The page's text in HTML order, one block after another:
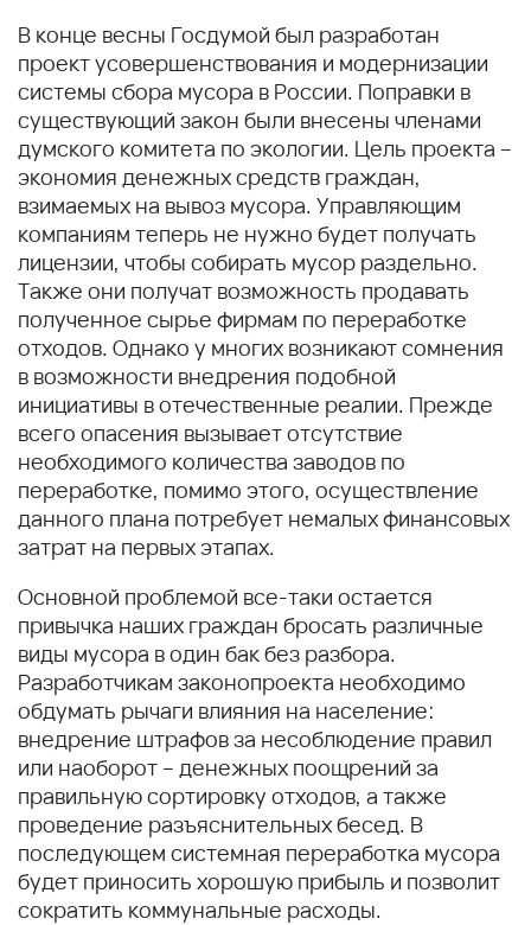
В конце весны Госдумой был разработан
проект усовершенствования и модернизации
системы сбора мусора в России. Поправки в
существующий закон были внесены членами
думского комитета по экологии. Цель проекта –
экономия денежных средств граждан,
взимаемых на вывоз мусора. Управляющим
компаниям теперь не нужно будет получать
лицензии, чтобы собирать мусор раздельно.
Также они получат возможность продавать
полученное сырье фирмам по переработке
отходов. Однако у многих возникают сомнения
в возможности внедрения подобной
инициативы в отечественные реалии. Прежде
всего опасения вызывает отсутствие
необходимого количества заводов по
переработке, помимо этого, осуществление
данного плана потребует немалых финансовых
затрат на первых этапах.
Основной проблемой все-таки остается
привычка наших граждан бросать различные
виды мусора в один бак без разбора.
Разработчикам законопроекта необходимо
обдумать рычаги влияния на население:
внедрение штрафов за несоблюдение правил
или наоборот – денежных поощрений за
правильную сортировку отходов, а также
проведение разъяснительных бесед. В
последующем системная переработка мусора
будет приносить хорошую прибыль и позволит
сократить коммунальные расходы.